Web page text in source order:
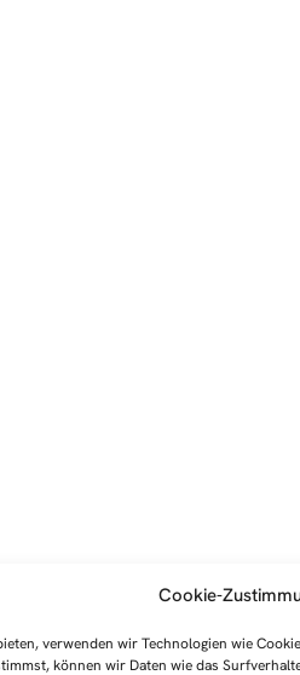
Cookie-
verwenden wir Technologien wie
können wir Daten wie das